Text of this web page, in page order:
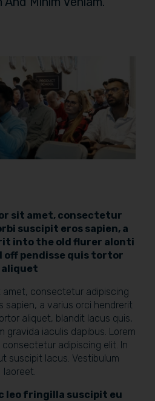
sit amet, consectetur
suscipit eros sapien, a
into the old flurer alonti
off pendisse quis tortor
aliquet
amet, consectetur adipiscing
sapien, a varius orci hendrerit
aliquet, blandit lacus quis,
gravida iaculis dapibus. Lorem
adipiscing elit. In
suscipit lacus. Vestibulum
laoreet.
leo fringilla suscipit eu